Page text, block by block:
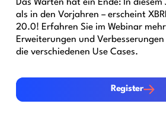
Das Warten hat ein Ende: In
als in den Vorjahren – erscheint
20.0! Erfahren Sie im Webinar
Erweiterungen und
die verschiedenen Use Cases.
Register
Register